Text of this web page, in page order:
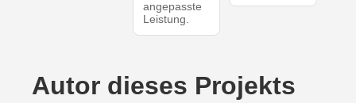
angepasste
Leistung.
Autor dieses Projekts